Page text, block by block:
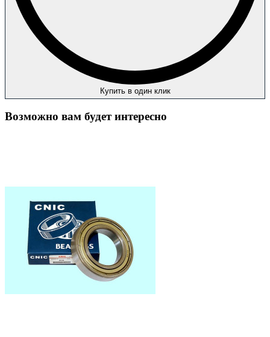
Купить в один клик
Возможно вам будет интересно